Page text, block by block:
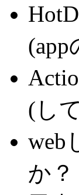
(し
web
か？